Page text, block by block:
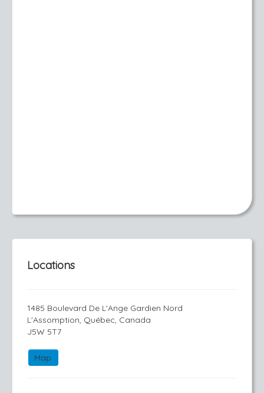
Locations
1485 Boulevard De L'Ange Gardien Nord
L'Assomption, Québec, Canada
J5W 5T7
Map